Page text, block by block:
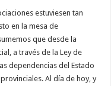
estuviesen tan
en la mesa de
que desde la
a través de la Ley de
dependencias del Estado
Al día de hoy, y